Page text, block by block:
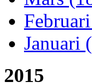
Januari
2015